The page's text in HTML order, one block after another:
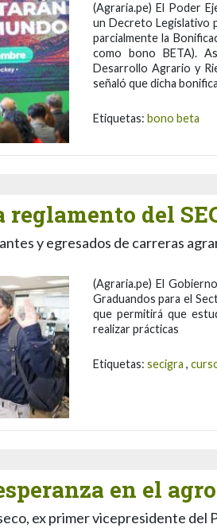
(Agraria.pe) El Poder
un Decreto Legislativo
parcialmente la
como bono BETA).
Desarrollo Agrario y
señaló que dicha
Etiquetas: bono beta
reglamento del
y egresados de carreras
(Agraria.pe) El
Graduandos para el
que permitirá que
realizar prácticas
Etiquetas: secigra ,
en el
ex primer vicepresidente del